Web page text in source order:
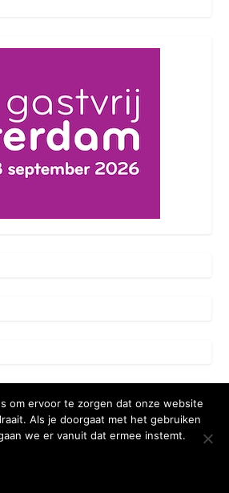
om ervoor te zorgen dat onze website
Als je doorgaat met het gebruiken
we er vanuit dat ermee instemt.